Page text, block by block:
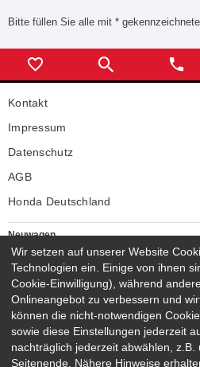
Bitte füllen Sie alle mit *
Kontakt
Impressum
Datenschutz
AGB
Honda Deutschland
Neuwagen
Honda Neuwagen
Gebrauchtwagen
Honda Gebrauchtwagen
Honda Vorführwagen
Gesamtbestand
NEUWAGENMODELLE
Wir setzen auf unserer Website
Technologien ein. Einige von ihnen
Cookie-Einwilligung), während
Onlineangebot zu verbessern und
können die nicht-notwendigen
sowie diese Einstellungen jederzeit
nachträglich jederzeit abwählen, z.B.
Seitenende. Nähere Hinweise